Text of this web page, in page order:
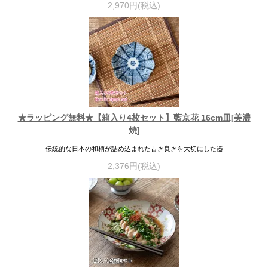
2,970円(税込)
★ラッピング無料★【箱入り4枚セット】藍京花 16cm皿[美濃
焼]
伝統的な日本の和柄が詰め込まれた古き良きを大切にした器
2,376円(税込)